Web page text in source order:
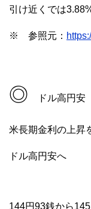
引け近くでは
※ 参照元：
◎ ドル高円安
米長期金利の上昇
ドル高円安へ
144円93銭から